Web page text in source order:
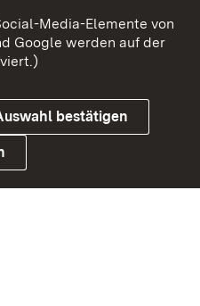
Datenschutz
Media-Elemente von
Google werden auf der
bestätigen